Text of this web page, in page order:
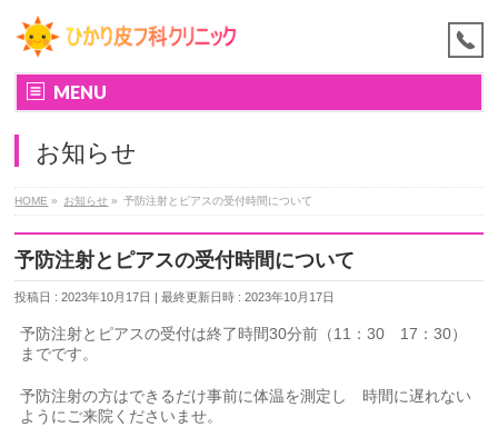
MENU
お知らせ
HOME » お知らせ » 予防注射とピアスの受付時間について
予防注射とピアスの受付時間について
投稿日 : 2023年10月17日 最終更新日時 : 2023年10月17日
予防注射とピアスの受付は終了時間30分前（11：30 17：30）
までです。
予防注射の方はできるだけ事前に体温を測定し 時間に遅れない
ようにご来院くださいませ。